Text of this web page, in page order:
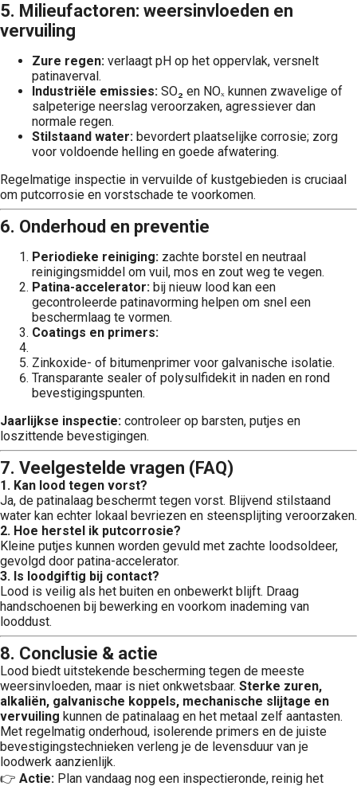
5. Milieufactoren: weersinvloeden en
vervuiling
Zure regen: verlaagt pH op het oppervlak, versnelt
patinaverval.
Industriële emissies: SO₂ en NOₓ kunnen zwavelige of
salpeterige neerslag veroorzaken, agressiever dan
normale regen.
Stilstaand water: bevordert plaatselijke corrosie; zorg
voor voldoende helling en goede afwatering.
Regelmatige inspectie in vervuilde of kustgebieden is cruciaal
om putcorrosie en vorstschade te voorkomen.
6. Onderhoud en preventie
Periodieke reiniging: zachte borstel en neutraal
reinigingsmiddel om vuil, mos en zout weg te vegen.
Patina-accelerator: bij nieuw lood kan een
gecontroleerde patinavorming helpen om snel een
beschermlaag te vormen.
Coatings en primers:
Zinkoxide- of bitumenprimer voor galvanische isolatie.
Transparante sealer of polysulfidekit in naden en rond
bevestigingspunten.
Jaarlijkse inspectie: controleer op barsten, putjes en
loszittende bevestigingen.
7. Veelgestelde vragen (FAQ)
1. Kan lood tegen vorst?
Ja, de patinalaag beschermt tegen vorst. Blijvend stilstaand
water kan echter lokaal bevriezen en steensplijting veroorzaken.
2. Hoe herstel ik putcorrosie?
Kleine putjes kunnen worden gevuld met zachte loodsoldeer,
gevolgd door patina-accelerator.
3. Is loodgiftig bij contact?
Lood is veilig als het buiten en onbewerkt blijft. Draag
handschoenen bij bewerking en voorkom inademing van
looddust.
8. Conclusie & actie
Lood biedt uitstekende bescherming tegen de meeste
weersinvloeden, maar is niet onkwetsbaar. Sterke zuren,
alkaliën, galvanische koppels, mechanische slijtage en
vervuiling kunnen de patinalaag en het metaal zelf aantasten.
Met regelmatig onderhoud, isolerende primers en de juiste
bevestigingstechnieken verleng je de levensduur van je
loodwerk aanzienlijk.
👉 Actie: Plan vandaag nog een inspectieronde, reinig het